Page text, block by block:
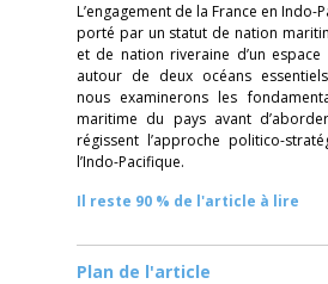
L’engagement de la France en Indo-
porté par un statut de nation
et de nation riveraine d’un espace
autour de deux océans
nous examinerons les
maritime du pays avant
régissent l’approche politico-
l’Indo-Pacifique.
Il reste 90 % de l'article à lire
Plan de l'article